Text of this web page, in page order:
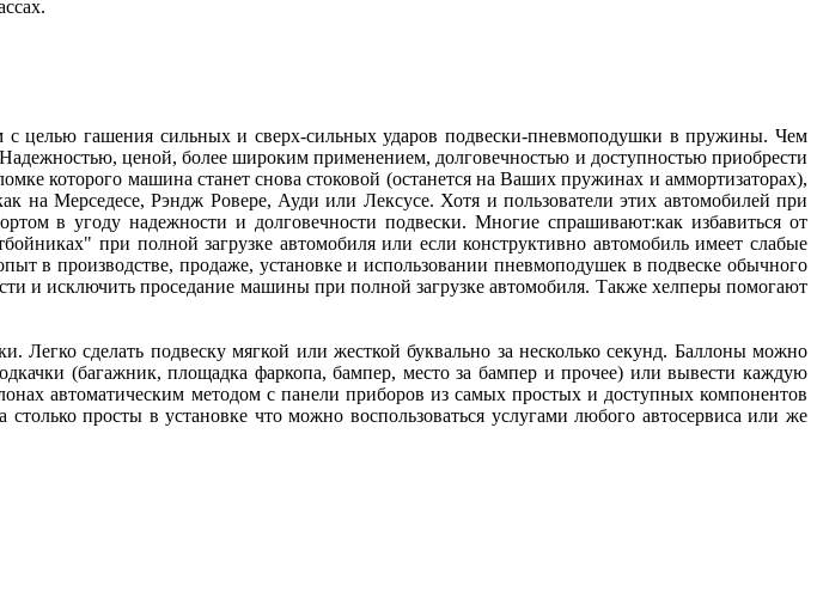
целью гашения сильных и сверх-сильных ударов подвески-пневмоподушки в пружины. Чем
ценой, более широким применением, долговечностью и доступностью приобрести
которого машина станет снова стоковой (останется на Ваших пружинах и аммортизаторах),
на Мерседесе, Рэндж Ровере, Ауди или Лексусе. Хотя и пользователи этих автомобилей при
в угоду надежности и долговечности подвески. Многие спрашивают:как избавиться от
при полной загрузке автомобиля или если конструктивно автомобиль имеет слабые
в производстве, продаже, установке и использовании пневмоподушек в подвеске обычного
и исключить проседание машины при полной загрузке автомобиля. Также хелперы помогают
сделать подвеску мягкой или жесткой буквально за несколько секунд. Баллоны можно
(багажник, площадка фаркопа, бампер, место за бампер и прочее) или вывести каждую
автоматическим методом с панели приборов из самых простых и доступных компонентов
просты в установке что можно воспользоваться услугами любого автосервиса или же